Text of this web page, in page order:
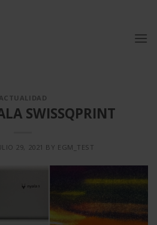
ACTUALIDAD
SWISSQPRINT
29, 2021 BY EGM_TEST